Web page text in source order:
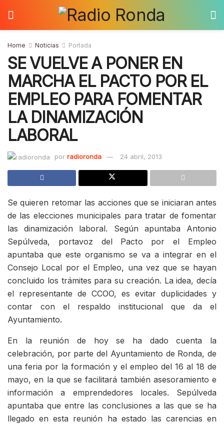
Home Noticias Portada
SE VUELVE A PONER EN
MARCHA EL PACTO POR EL
EMPLEO PARA FOMENTAR
LA DINAMIZACIÓN
LABORAL
por radioronda 24 abril, 2013
Se quieren retomar las acciones que se iniciaran antes
de las elecciones municipales para tratar de fomentar
las dinamización laboral. Según apuntaba Antonio
Sepúlveda, portavoz del Pacto por el Empleo
apuntaba que este organismo se va a integrar en el
Consejo Local por el Empleo, una vez que se hayan
concluido los trámites para su creación. La idea, decía
el representante de CCOO, es evitar duplicidades y
contar con el respaldo institucional que da el
Ayuntamiento.
En la reunión de hoy se ha dado cuenta la
celebración, por parte del Ayuntamiento de Ronda, de
una feria por la formación y el empleo del 16 al 18 de
mayo, en la que se facilitará también asesoramiento e
información a emprendedores locales. Sepúlveda
apuntaba que entre las conclusiones a las que se ha
llegado en esta reunión ha estado las carencias en